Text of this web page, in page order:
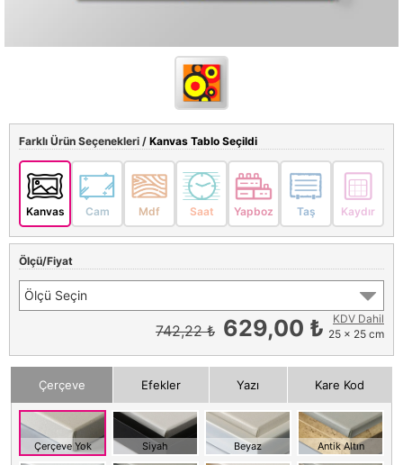
Farklı Ürün Seçenekleri / Kanvas Tablo Seçildi
Kanvas Cam Mdf Saat Yapboz Taş Kaydır
Ölçü/Fiyat
Ölçü Seçin
742,22 ₺ 629,00 ₺
KDV Dahil
25 x 25 cm
Çerçeve Efekler Yazı Kare Kod
Çerçeve Yok Siyah Beyaz Antik Altın